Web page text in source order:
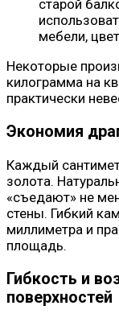
старой
мебели,
Некоторые
килограмма на
практически
Экономия
Каждый
золота.
«съедают» не
стены. Гибкий
миллиметра и
площадь.
Гибкость и
поверхностей